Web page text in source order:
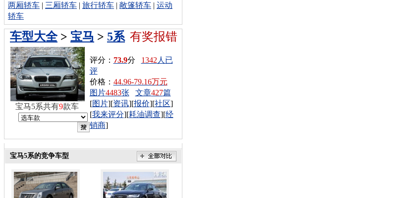
两厢轿车 | 三厢轿车 | 旅行轿车 | 敞篷轿车 | 运动
轿车
有奖报错
车型大全> 宝马 > 5系
评分： 73.9分 1342 人已
评
价格： 44.96-79.16万元
图片4483张 文章427篇
[图片][资讯][报价][社区]
[我来评分][耗油调查][经
销商]
宝马5系共有9款车
宝马5系的竞争车型